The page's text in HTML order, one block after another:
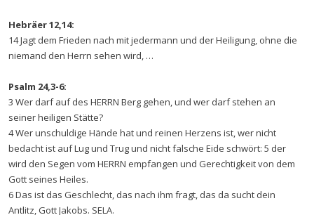
Hebräer 12,14:
14 Jagt dem Frieden nach mit jedermann und der Heiligung, ohne die
niemand den Herrn sehen wird, …
Psalm 24,3-6:
3 Wer darf auf des HERRN Berg gehen, und wer darf stehen an
seiner heiligen Stätte?
4 Wer unschuldige Hände hat und reinen Herzens ist, wer nicht
bedacht ist auf Lug und Trug und nicht falsche Eide schwört: 5 der
wird den Segen vom HERRN empfangen und Gerechtigkeit von dem
Gott seines Heiles.
6 Das ist das Geschlecht, das nach ihm fragt, das da sucht dein
Antlitz, Gott Jakobs. SELA.